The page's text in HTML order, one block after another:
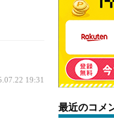
19:31
最近のコメ